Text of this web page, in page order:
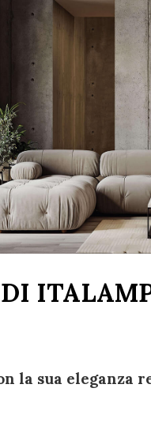
la sua eleganza